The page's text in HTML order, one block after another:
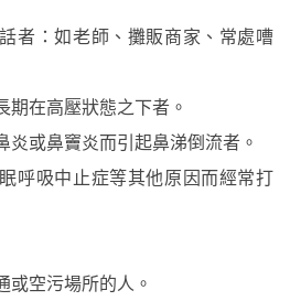
者：如老師、攤販商家、常處嘈
期在高壓狀態之下者。
炎或鼻竇炎而引起鼻涕倒流者。
呼吸中止症等其他原因而經常打
或空污場所的人。